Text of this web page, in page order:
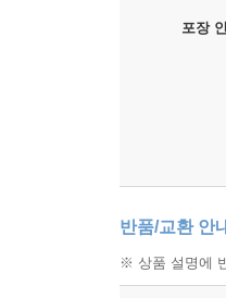
포장
반품/교환 안
※ 상품 설명에